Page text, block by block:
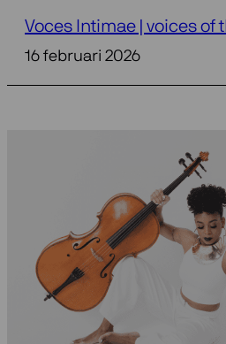
Voces Intimae | voices of
16 februari 2026